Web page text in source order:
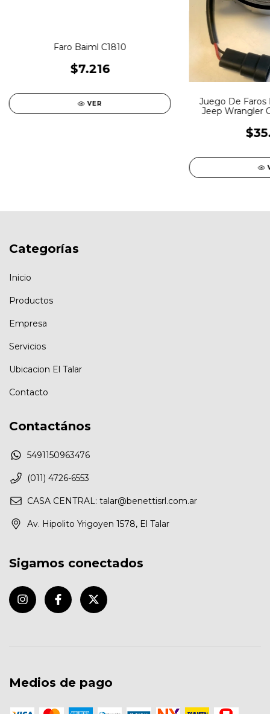
Faro Baiml C1810
$7.216
VER
Juego De Faros
Jeep Wrangler
Categorías
Inicio
Productos
Empresa
Servicios
Ubicacion El Talar
Contacto
Contactános
5491150963476
(011) 4726-6553
CASA CENTRAL: talar@benettisrl.com.ar
Av. Hipolito Yrigoyen 1578, El Talar
Sigamos conectados
Medios de pago